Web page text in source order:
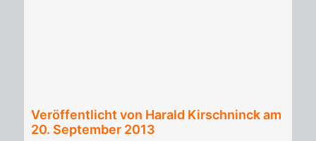
Veröffentlicht von Harald Kirschninck am
20. September 2013